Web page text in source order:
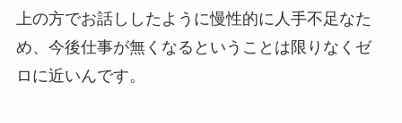
上の方でお話ししたように慢性的に人手不足なた
め、今後仕事が無くなるということは限りなくゼ
ロに近いんです。